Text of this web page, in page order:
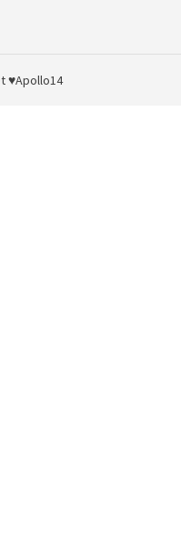
♥Apollo14